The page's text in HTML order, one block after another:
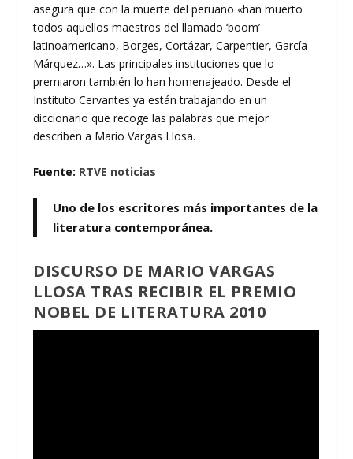
asegura que con la muerte del peruano «han muerto
todos aquellos maestros del llamado ‘boom’
latinoamericano, Borges, Cortázar, Carpentier, García
Márquez…». Las principales instituciones que lo
premiaron también lo han homenajeado. Desde el
Instituto Cervantes ya están trabajando en un
diccionario que recoge las palabras que mejor
describen a Mario Vargas Llosa.
Fuente: RTVE noticias
Uno de los escritores más importantes de la
literatura contemporánea.
DISCURSO DE MARIO VARGAS
LLOSA TRAS RECIBIR EL PREMIO
NOBEL DE LITERATURA 2010